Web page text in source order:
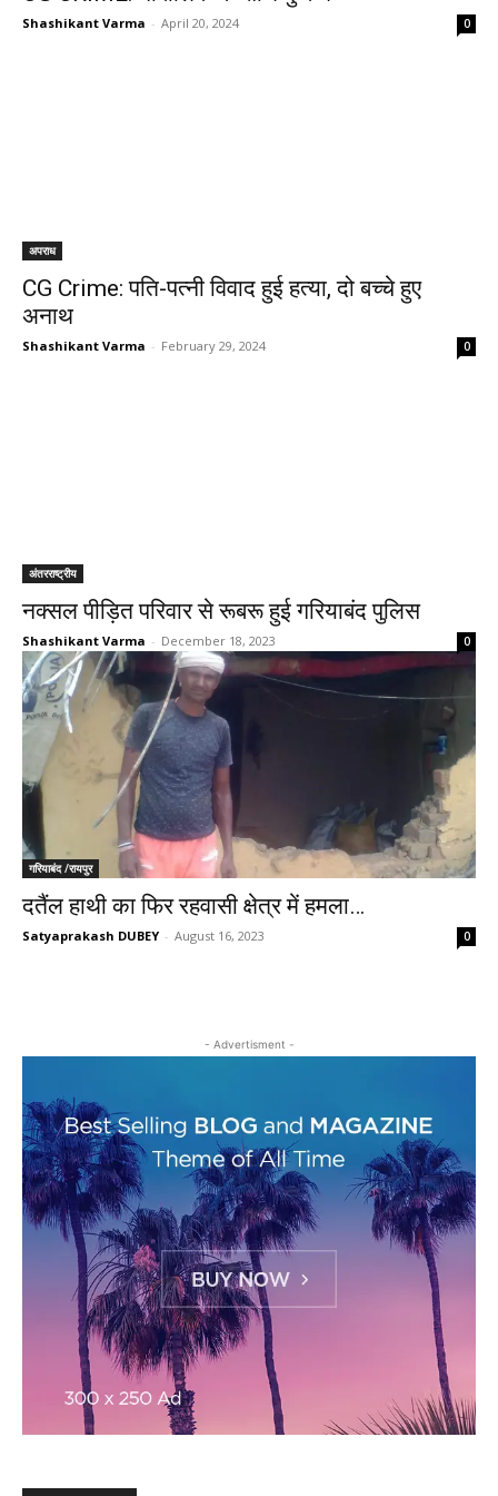
Shashikant Varma - April 20, 2024 0
अपराध
CG Crime: पति-पत्नी विवाद हुई हत्या, दो बच्चे हुए
अनाथ
Shashikant Varma - February 29, 2024 0
अंतरराष्ट्रीय
नक्सल पीड़ित परिवार से रूबरू हुई गरियाबंद पुलिस
Shashikant Varma - December 18, 2023 0
गरियाबंद /रायपुर
दतैंल हाथी का फिर रहवासी क्षेत्र में हमला…
Satyaprakash DUBEY - August 16, 2023 0
- Advertisment -